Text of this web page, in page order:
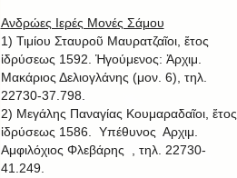
Ανδρώες Ιερές Μονές Σάμου
1) Τιμίου Σταυροῦ Μαυρατζαῖοι, ἔτος
ἱδρύσεως 1592. Ἡγούμενος: Ἀρχιμ.
Μακάριος Δελιογλάνης (μον. 6), τηλ.
22730-37.798.
2) Μεγάλης Παναγίας Κουμαραδαῖοι, ἔτος
ἱδρύσεως 1586. Υπέθυνος Αρχιμ.
Αμφιλόχιος Φλεβάρης , τηλ. 22730-
41.249.